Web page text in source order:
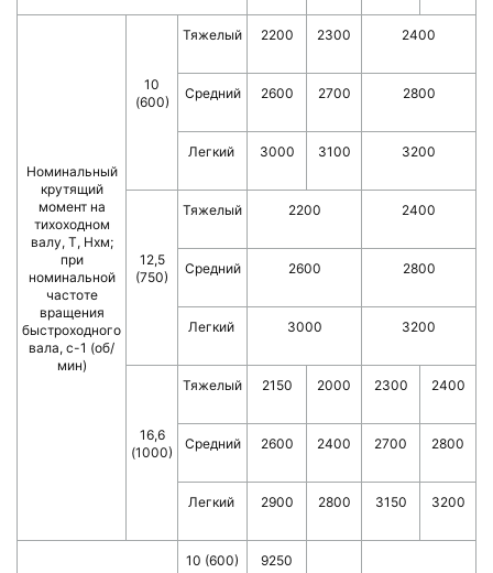
Номинальный
крутящий
момент на
тихоходном
валу, Т, Нxм;
при
номинальной
частоте
вращения
быстроходного
вала, с-1 (об/
мин)
10
(600)
Тяжелый 2200 2300 2400
Средний 2600 2700 2800
Легкий 3000 3100 3200
12,5
(750)
Тяжелый 2200 2400
Средний 2600 2800
Легкий 3000 3200
16,6
(1000)
Тяжелый 2150 2000 2300 2400
Средний 2600 2400 2700 2800
Легкий 2900 2800 3150 3200
10 (600) 9250